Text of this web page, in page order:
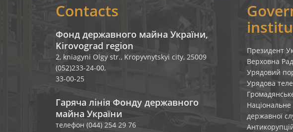
Contacts
Фонд державного майна України,
Kirovograd region
2, kniagyni Olgy str., Kropyvnytskyi city, 25009
(052)233-24-00,
33-00-25
Гаряча лінія Фонду державного
майна України
телефон (044) 254 29 76
Президент
Верховна
Урядовий
Урядова
Національне
державної